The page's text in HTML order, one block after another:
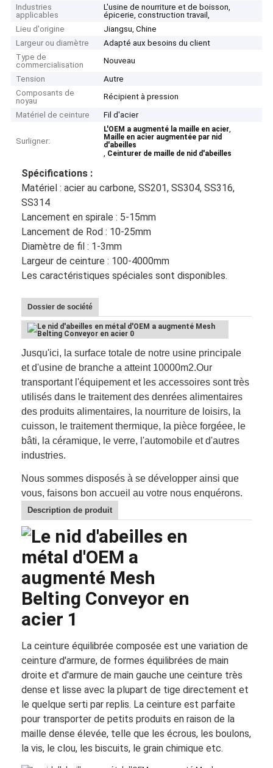
Aperçu
Produits
A propos de nous
Industries
applicables
L'usine de nourriture et de boisson,
épicerie, construction travail,
Lieu d'origine
Jiangsu, Chine
Largeur ou diamètre
Adapté aux besoins du client
Type de
commercialisation
Nouveau
Tension
Autre
Composants de
noyau
Récipient à pression
Matériel de ceinture
Fil d'acier
Surligner:
L'OEM a augmenté la maille en acier,
Maille en acier augmentée par nid
d'abeilles
, Ceinturer de maille de nid d'abeilles
Spécifications :
Matériel :acier au carbone,SS201,SS304,SS316,
SS314
Lancement en spirale : 5-15mm
Lancement de Rod : 10-25mm
Diamètre de fil : 1-3mm
Largeur de ceinture : 100-4000mm
Les caractéristiques spéciales sont disponibles.
Dossier de société
Jusqu'ici, la surface totale de notre usine principale
et d'usine de branche a atteint 10000m2.Our
transportant l'équipement et les accessoires sont très
utilisés dans le traitement des denrées alimentaires
des produits alimentaires, la nourriture de loisirs, la
cuisson, le traitement thermique, la pièce forgéee, le
bâti, la céramique, le verre, l'automobile et d'autres
industries.
Nous sommes disposés à se développer ainsi que
vous, faisons bon accueil au votre nous enquérons.
Description de produit
La ceinture équilibrée composée est une variation de
ceinture d'armure, de formes équilibrées de main
droite et d'armure de main gauche une ceinture très
dense et lisse avec la plupart de tige directement et
le quelque serti par replis. La ceinture est parfaite
pour transporter de petits produits en raison de la
maille dense élevée, telle que les écrous, les boulons,
la vis, le clou, les biscuits, le grain chimique etc.